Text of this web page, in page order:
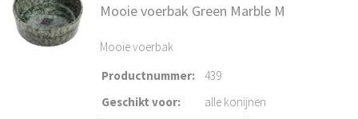
Mooie voerbak Green Marble M
Mooie voerbak
Productnummer:
439
Geschikt voor: alle konijnen